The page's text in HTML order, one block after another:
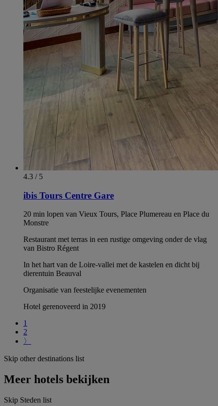
4.3 / 5
ibis Tours Centre Gare
20 min lopen van Vieux Tours, Place Plumereau en Place du
Monstre
Restaurant met terras in een rustige omgeving onder de vlag
van Bistro Régent
In het hart van de Loire-vallei met de kastelen en dicht bij
dierentuin Beauval
Organisatie van feestelijke evenementen
Hotel gerenoveerd in 2019
1
2
〉
Skip other destinations list
Meer hotels bekijken
Skip Steden list